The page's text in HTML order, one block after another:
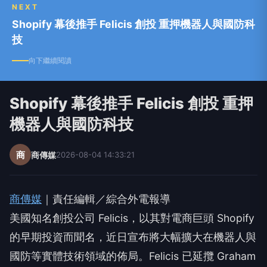
NEXT
Shopify 幕後推手 Felicis 創投 重押機器人與國防科
技
向下繼續閱讀
Shopify 幕後推手 Felicis 創投 重押
機器人與國防科技
商 商傳媒2026-08-04 14:33:21
商傳媒 ｜責任編輯／綜合外電報導
美國知名創投公司 Felicis，以其對電商巨頭 Shopify
的早期投資而聞名，近日宣布將大幅擴大在機器人與
國防等實體技術領域的佈局。Felicis 已延攬 Graham